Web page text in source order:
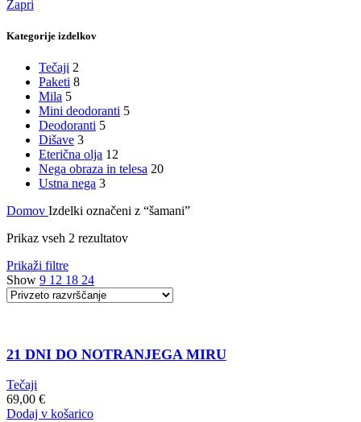
Zapri
Kategorije izdelkov
Tečaji 2
Paketi 8
Mila 5
Mini deodoranti 5
Deodoranti 5
Dišave 3
Eterična olja 12
Nega obraza in telesa 20
Ustna nega 3
Domov Izdelki označeni z “šamani”
Prikaz vseh 2 rezultatov
Prikaži filtre
Show 9 12 18 24
21 DNI DO NOTRANJEGA MIRU
Tečaji
69,00 €
Dodaj v košarico